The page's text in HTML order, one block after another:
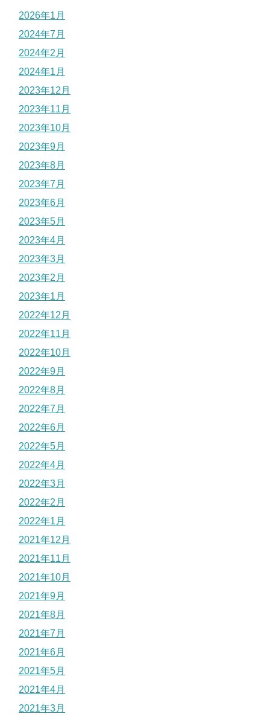
2026年1月
2024年7月
2024年2月
2024年1月
2023年12月
2023年11月
2023年10月
2023年9月
2023年8月
2023年7月
2023年6月
2023年5月
2023年4月
2023年3月
2023年2月
2023年1月
2022年12月
2022年11月
2022年10月
2022年9月
2022年8月
2022年7月
2022年6月
2022年5月
2022年4月
2022年3月
2022年2月
2022年1月
2021年12月
2021年11月
2021年10月
2021年9月
2021年8月
2021年7月
2021年6月
2021年5月
2021年4月
2021年3月